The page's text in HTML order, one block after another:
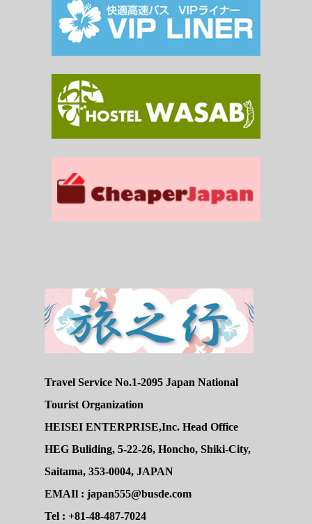
Travel Service No.1-2095 Japan National
Tourist Organization
HEISEI ENTERPRISE,Inc. Head Office
HEG Buliding, 5-22-26, Honcho, Shiki-City,
Saitama, 353-0004, JAPAN
EMAIl : japan555@busde.com
Tel : +81-48-487-7024